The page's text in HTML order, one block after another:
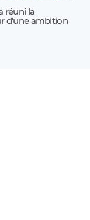
réuni la
d’une ambition